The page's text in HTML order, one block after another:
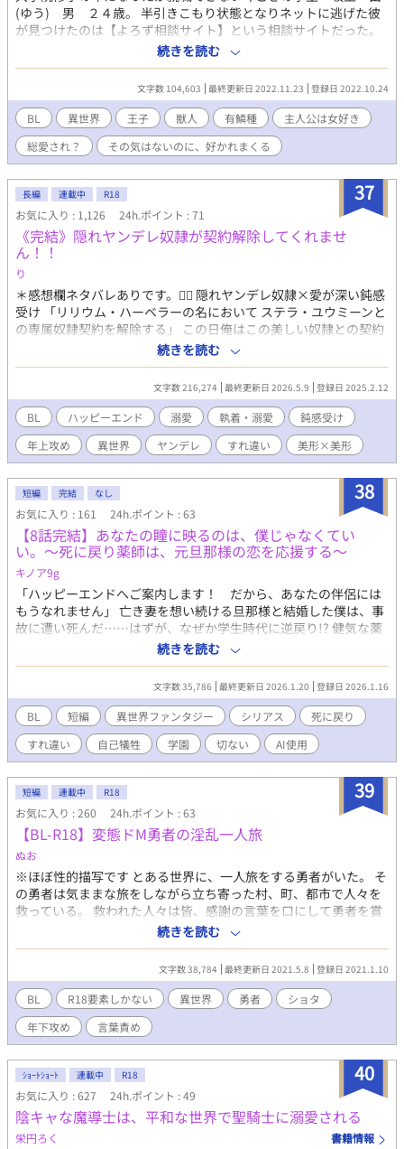
(ゆう) 男 ２４歳。 半引きこもり状態となりネットに逃げた彼
が見つけたのは【よろず相談サイト】という相談サイトだった。
そこで出会ったアディという小学生？ の相談に乗っている間
に、由はとんでもない状態に引きずり込まれていく。 これは、知
らない間に異世界の国家育成にかかわり、あげく異世界に召喚さ
れ、そこで様々な国家の問題に突っ込みたくない足を突っ込み、
思いもよらぬ『好意』を得てしまった男の奮闘記である。 注：主
人公は女の子が大好きです。それが苦手な方はバックしてくださ
い。 ＊ずいぶん前に、他サイトで公開していた作品の再掲載で
す。（当時のタイトル「よろず相談サイト」）
続きを読む
文字数 104,603 最終更新日 2022.11.23 登録日 2022.10.24
BL 異世界 王子 獣人 有鱗種
主人公は女好き
総愛され？
その気はないのに、好かれまくる
37
長編 連載中 R18
お気に入り : 1,126 24h.ポイント : 71
《完結》隠れヤンデレ奴隷が契約解除してくれませ
ん！！
り
＊感想欄ネタバレありです。🙇‍♀️ 隠れヤンデレ奴隷×愛が深い鈍感
受け 「リリウム・ハーベラーの名において ステラ・ユウミーンと
の専属奴隷契約を解除する」 この日俺はこの美しい奴隷との契約
を解除できるはずだった。 「ーーー。なぜですか？私はあなた無
しでは生きられないのに？このようにした責任も取らずに私を捨
てるつもりですか？ 責任をとってください。わたしのご主人様。
どうかステラを捨てないで、、」 ステラの彫刻のような顔の綺麗
なアーモンド型の瞳から涙が伝い落ちた。 「な、なぜ泣くん
だ、、」 俺がそういうとステラは 先ほどの表情から急に変わって
美しく微笑んだ。そして俺の腕を強く掴み言い放った。 「なぜっ
て？？ずっとそばにいるってあなたが言ったんですよね？契約解
除？ふざけるな。もう逃さない。」 初投稿作品です。作者の性癖
がいっぱい詰まってます。見切り出発なので優しく見守ってくだ
さい！感想を下さると嬉しいです！ 18展開は遅くなるかもしれま
せん！！ 完結保証です！！ 最初からヤンデレ！って感じより徐々
にヤンデレになっていく攻めです。 ヤンデレ要素強めにする予定
です
続きを読む
文字数 216,274 最終更新日 2026.5.9 登録日 2025.2.12
BL ハッピーエンド 溺愛 執着・溺愛
鈍感受け
年上攻め
異世界 ヤンデレ すれ違い 美形×美形
38
短編 完結 なし
お気に入り : 161 24h.ポイント : 63
【8話完結】あなたの瞳に映るのは、僕じゃなくてい
い。〜死に戻り薬師は、元旦那様の恋を応援する〜
キノア9g
「ハッピーエンドへご案内します！ だから、あなたの伴侶には
もうなれません」 亡き妻を想い続ける旦那様と結婚した僕は、事
故に遭い死んだ……はずが、なぜか学生時代に逆戻り!? 健気な薬
師×冷徹（？）な天才魔術師。すれ違いと涙の死に戻りBL。 あら
すじ 旦那様は、亡くなった前妻・エレナ様を今も愛している。 研
究者の彼を支えるため「かりそめの妻」になった僕・ノアは、彼
が特効薬を完成させた日、自分の役目は終わったと悟り、彼の元
を離れ事故で命を落とした――はずだった。 気がつくと、僕は学
生時代に戻っていた。 目の前には、まだエレナ様と出会う前の、
憧れのクライヴ先輩がいる。 「今度こそ、旦那様を幸せにしてみ
せる」 僕の記憶にある『薬のレシピ』があれば、エレナ様を救う
ことができる。そうすれば、先輩は悲しい研究に明け暮れること
もなく、彼女と幸せになれるはずだ。 そのために、僕は徹底的に
自身の恋心を殺し、二人の仲を取り持とうと奔走する。 けれど、
なぜか今回の先輩はエレナ様に近づこうとせず、あろうことか僕
を「虫酸が走る」と冷たく突き放してきて……？ 「どうしてです
か、旦那様。僕はただ、あなたに笑っていてほしいだけなのに」
互いに相手を想うがゆえに、残酷にすれ違う二人。 死の運命を超
えて、臆病な愛が奇跡を起こす、再会と救済の物語。 全8話。
続きを読む
文字数 35,786 最終更新日 2026.1.20 登録日 2026.1.16
BL 短編 異世界ファンタジー シリアス
死に戻り
すれ違い
自己犠牲 学園 切ない AI使用
39
短編 連載中 R18
お気に入り : 260 24h.ポイント : 63
【BL-R18】変態ドM勇者の淫乱一人旅
ぬお
※ほぼ性的描写です とある世界に、一人旅をする勇者がいた。 そ
の勇者は気ままな旅をしながら立ち寄った村、町、都市で人々を
救っている。 救われた人々は皆、感謝の言葉を口にして勇者を賞
賛した。 時には、涙を流して喜ぶ人々もいる。 ・・・だが、そん
な勇者には秘密の悪癖があったのだった。
続きを読む
文字数 38,784 最終更新日 2021.5.8 登録日 2021.1.10
BL R18要素しかない 異世界 勇者
ショタ
年下攻め
言葉責め
40
ｼｮｰﾄｼｮｰﾄ 連載中 R18
お気に入り : 627 24h.ポイント : 49
陰キャな魔導士は、平和な世界で聖騎士に溺愛される
栄円ろく 書籍情報